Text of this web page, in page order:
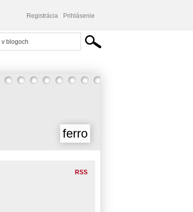
Registrácia Prihlásenie
ferro
RSS